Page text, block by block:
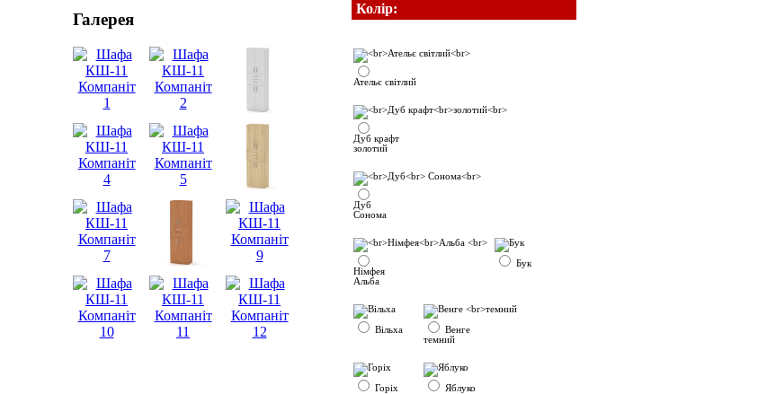
Галерея
Колір:
Ательє світлий
Дуб крафт
золотий
Дуб
Сонома
Німфея
Альба
Бук
Вільха
Венге
темний
Горіх Яблуко